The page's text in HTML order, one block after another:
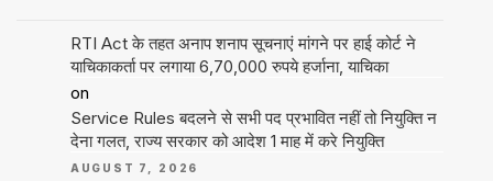
RTI Act के तहत अनाप शनाप सूचनाएं मांगने पर हाई कोर्ट ने
याचिकाकर्ता पर लगाया 6,70,000 रुपये हर्जाना, याचिका
on
Service Rules बदलने से सभी पद प्रभावित नहीं तो नियुक्ति न
देना गलत, राज्य सरकार को आदेश 1 माह में करे नियुक्ति
AUGUST 7, 2026